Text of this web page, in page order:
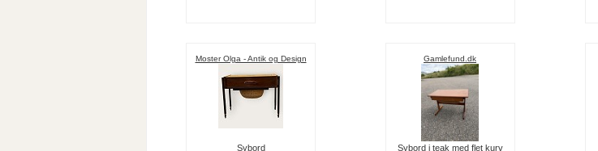
Moster Olga - Antik og Design
Sybord
Gamlefund.dk
Sybord i teak med flet kurv